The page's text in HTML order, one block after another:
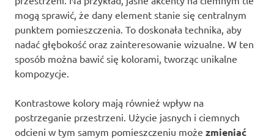
mogą sprawić, że dany element stanie się centralnym
punktem pomieszczenia. To doskonała technika, aby
nadać głębokość oraz zainteresowanie wizualne. W ten
sposób można bawić się kolorami, tworząc unikalne
kompozycje.
Kontrastowe kolory mają również wpływ na
postrzeganie przestrzeni. Użycie jasnych i ciemnych
odcieni w tym samym pomieszczeniu może zmieniać